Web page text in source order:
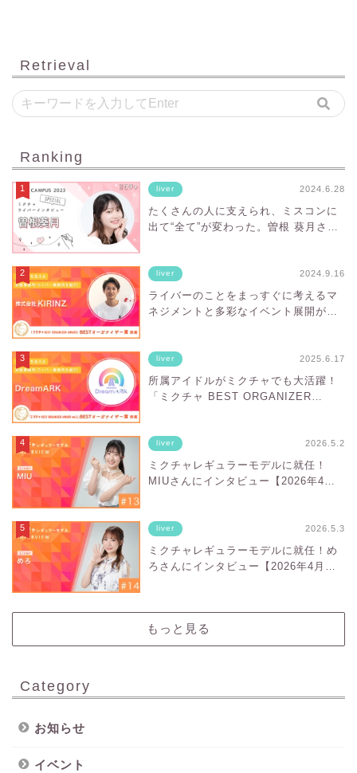
Retrieval
Ranking
liver 2024.6.28
たくさんの人に支えられ、ミスコンに
出て“全て”が変わった。曽根 葵月さん
liver 2024.9.16
ライバーのことをまっすぐに考えるマ
ネジメントと多彩なイベント展開が魅
受賞した株式会社KIRINZってどんな事
務所？
liver 2025.6.17
所属アイドルがミクチャでも大活躍！
「ミクチャ BEST ORGANIZER
所？
liver 2026.5.2
ミクチャレギュラーモデルに就任！
MIUさんにインタビュー【2026年4
liver 2026.5.3
ミクチャレギュラーモデルに就任！め
ろさんにインタビュー【2026年4月〜
もっと見る
Category
お知らせ
イベント